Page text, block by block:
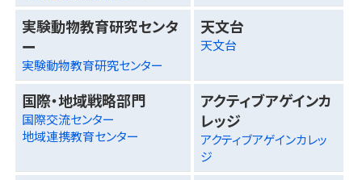
実験動物教育研究センタ
ー
実験動物教育研究センター
天文台
天文台
国際・地域戦略部門
国際交流センター
地域連携教育センター
アクティブアゲインカ
レッジ
アクティブアゲインカレッ
ジ